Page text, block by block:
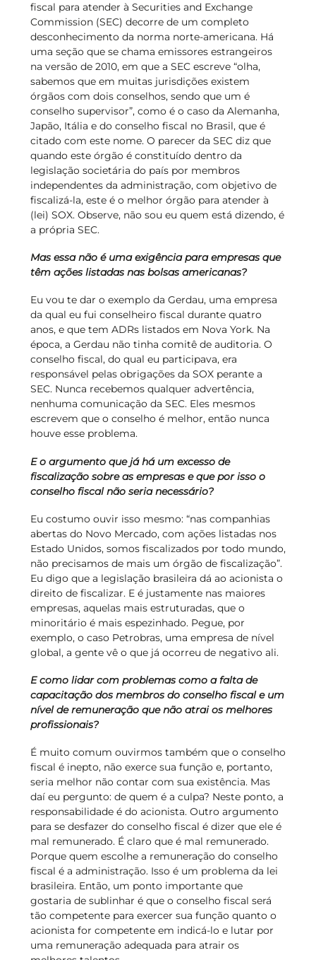
fiscal para atender à Securities and Exchange
Commission (SEC) decorre de um completo
desconhecimento da norma norte-americana. Há
uma seção que se chama emissores estrangeiros
na versão de 2010, em que a SEC escreve “olha,
sabemos que em muitas jurisdições existem
órgãos com dois conselhos, sendo que um é
conselho supervisor”, como é o caso da Alemanha,
Japão, Itália e do conselho fiscal no Brasil, que é
citado com este nome. O parecer da SEC diz que
quando este órgão é constituído dentro da
legislação societária do país por membros
independentes da administração, com objetivo de
fiscalizá-la, este é o melhor órgão para atender à
(lei) SOX. Observe, não sou eu quem está dizendo, é
a própria SEC.
Mas essa não é uma exigência para empresas que
têm ações listadas nas bolsas americanas?
Eu vou te dar o exemplo da Gerdau, uma empresa
da qual eu fui conselheiro fiscal durante quatro
anos, e que tem ADRs listados em Nova York. Na
época, a Gerdau não tinha comitê de auditoria. O
conselho fiscal, do qual eu participava, era
responsável pelas obrigações da SOX perante a
SEC. Nunca recebemos qualquer advertência,
nenhuma comunicação da SEC. Eles mesmos
escrevem que o conselho é melhor, então nunca
houve esse problema.
E o argumento que já há um excesso de
fiscalização sobre as empresas e que por isso o
conselho fiscal não seria necessário?
Eu costumo ouvir isso mesmo: “nas companhias
abertas do Novo Mercado, com ações listadas nos
Estado Unidos, somos fiscalizados por todo mundo,
não precisamos de mais um órgão de fiscalização”.
Eu digo que a legislação brasileira dá ao acionista o
direito de fiscalizar. E é justamente nas maiores
empresas, aquelas mais estruturadas, que o
minoritário é mais espezinhado. Pegue, por
exemplo, o caso Petrobras, uma empresa de nível
global, a gente vê o que já ocorreu de negativo ali.
E como lidar com problemas como a falta de
capacitação dos membros do conselho fiscal e um
nível de remuneração que não atrai os melhores
profissionais?
É muito comum ouvirmos também que o conselho
fiscal é inepto, não exerce sua função e, portanto,
seria melhor não contar com sua existência. Mas
daí eu pergunto: de quem é a culpa? Neste ponto, a
responsabilidade é do acionista. Outro argumento
para se desfazer do conselho fiscal é dizer que ele é
mal remunerado. É claro que é mal remunerado.
Porque quem escolhe a remuneração do conselho
fiscal é a administração. Isso é um problema da lei
brasileira. Então, um ponto importante que
gostaria de sublinhar é que o conselho fiscal será
tão competente para exercer sua função quanto o
acionista for competente em indicá-lo e lutar por
uma remuneração adequada para atrair os